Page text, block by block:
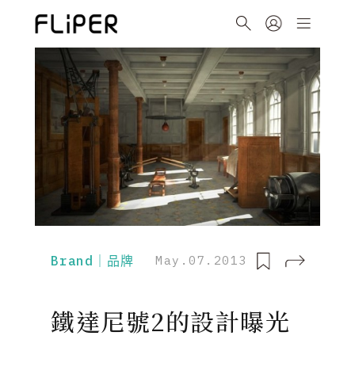
Brand｜品牌 May.07.2013
鐵達尼號2的設計曝光